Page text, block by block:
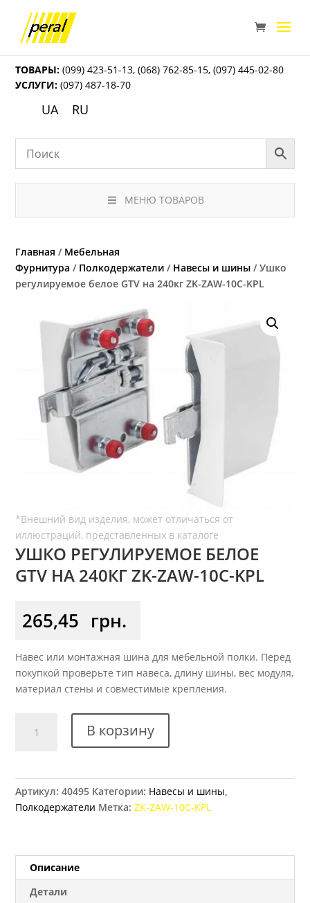
ТОВАРЫ: (099) 423-51-13,(068) 762-85-15,(097) 445-02-80
УСЛУГИ: (097) 487-18-70
UA RU
МЕНЮ ТОВАРОВ
Главная / Мебельная
Фурнитура / Полкодержатели / Навесы и шины / Ушко
регулируемое белое GTV на 240кг ZK-ZAW-10C-KPL
УШКО РЕГУЛИРУЕМОЕ БЕЛОЕ
GTV НА 240КГ ZK-ZAW-10C-KPL
265,45 грн.
Навес или монтажная шина для мебельной полки. Перед
покупкой проверьте тип навеса, длину шины, вес модуля,
материал стены и совместимые крепления.
товара
GTV
ZAW-
10C-
KPL
В корзину
Артикул:40495 Категории: Навесы и шины
Полкодержатели Метка:ZK-ZAW-10C-KPL
Описание
Детали